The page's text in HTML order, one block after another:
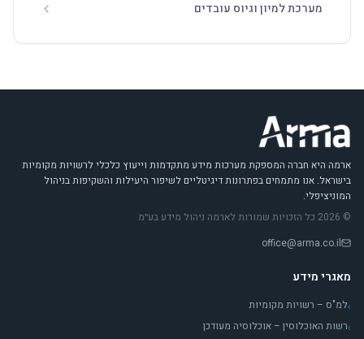
מערכת למיון וגיוס עובדים
ארמה היא חברה המספקת מערכות מידע מתקדמות וייעוץ כלכלי לרשויות מקומיות
בישראל. אנו מתמחים בפתרונות דיגיטליים לשיפור היעילות והשקיפות בניהול
המוניציפלי.
© 2026 כל הזכויות שמורות לארמה ניהול מידע בע״מ
office@arma.co.il
מאגרי מידע
›למ"ס – רשויות מקומיות
›רשות האוכלוסין – אוכלוסיה מעודכן